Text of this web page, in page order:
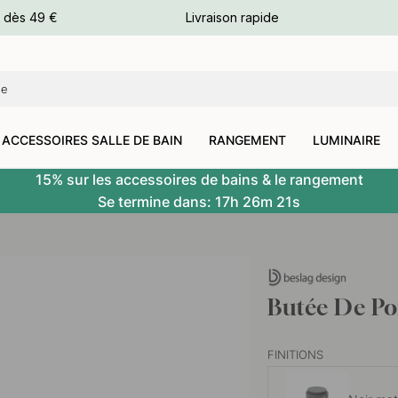
dès 49 € Livraison rapide
ACCESSOIRES SALLE DE BAIN RANGEMENT LUMINAIRE
15% sur les accessoires de bains & le rangement
Se termine dans: 17h 26m 20s
Butée De
FINITIONS